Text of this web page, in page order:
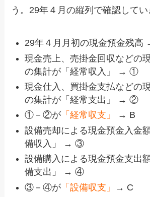
う。29年４月の縦列で確認してい
29年４月月初の現金預金残高
現金売上、売掛金回収などの
の集計が「経常収入」 → ①
現金仕入、買掛金支払などの
の集計が「経常支出」 → ②
①－②が 「経常収支」
→ B
設備売却による現金預金入金
備収入」 → ③
設備購入による現金預金支出
備支出」 → ④
③－④が 「設備収支」
→ C